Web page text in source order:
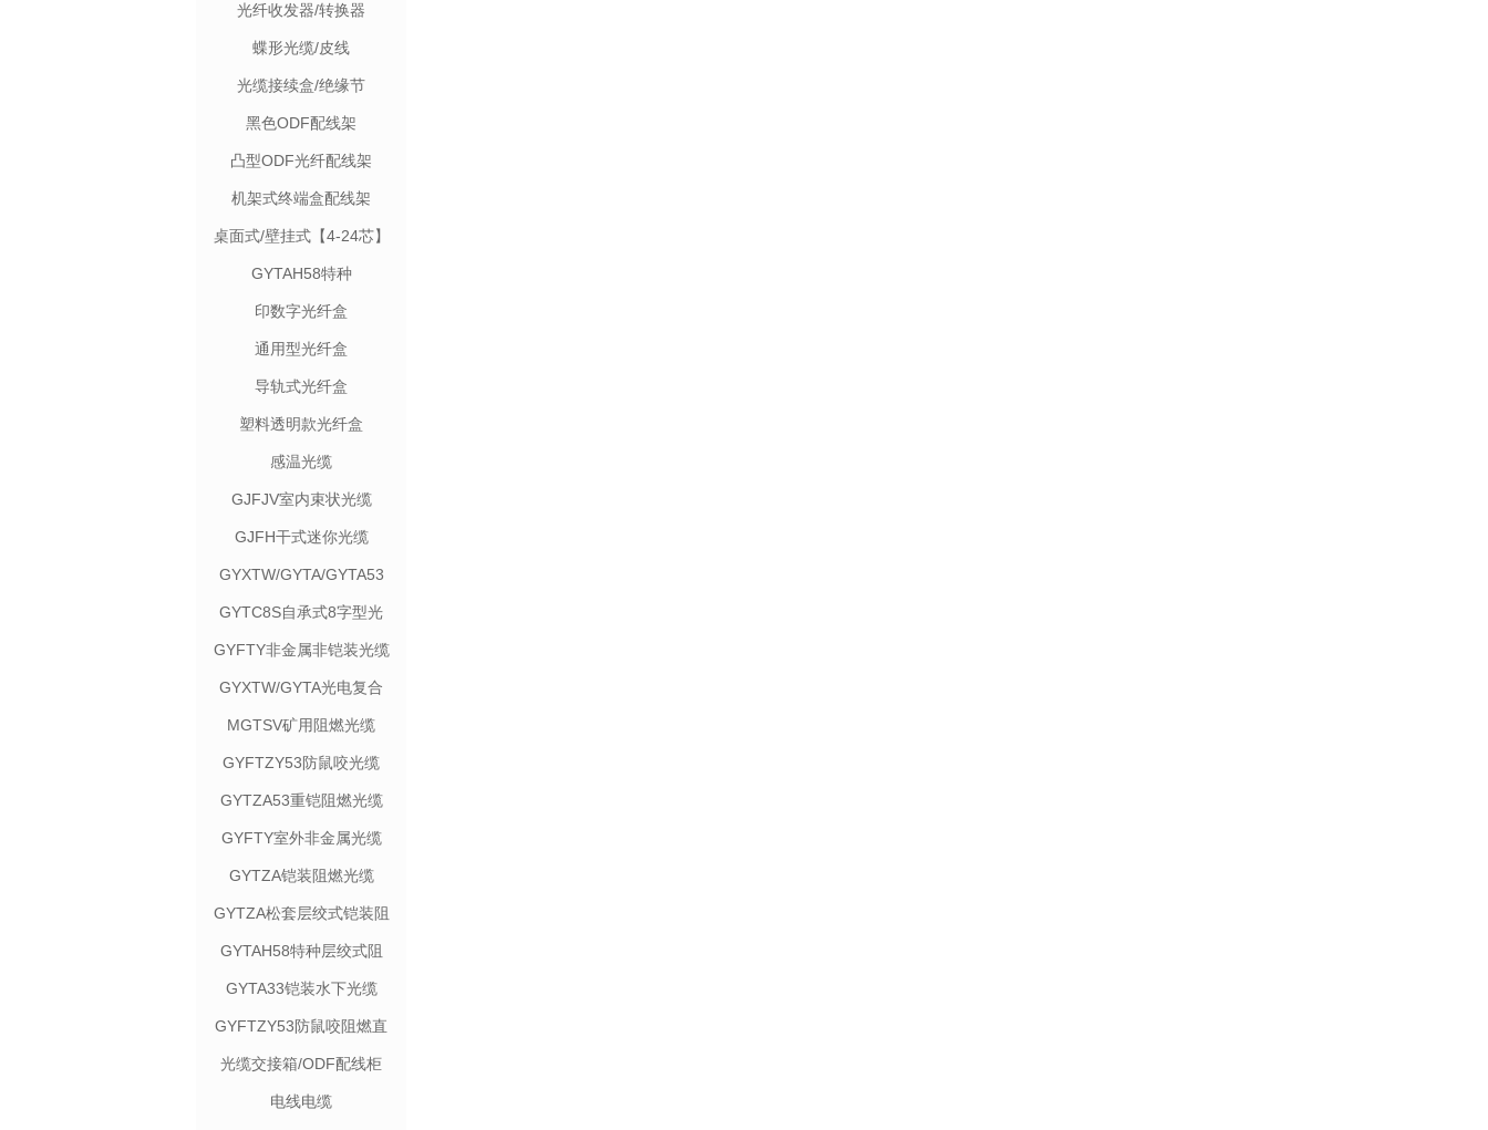
光纤收发器/转换器
蝶形光缆/皮线
光缆接续盒/绝缘节
黑色ODF配线架
凸型ODF光纤配线架
机架式终端盒配线架
【12-48芯】
桌面式/壁挂式【4-24芯】
GYTAH58特种
印数字光纤盒
通用型光纤盒
导轨式光纤盒
塑料透明款光纤盒
感温光缆
GJFJV室内束状光缆
GJFH干式迷你光缆
GYXTW/GYTA/GYTA53
光缆
GYTC8S自承式8字型光
GYFTY非金属非铠装光缆
GYXTW/GYTA光电复合
光缆
MGTSV矿用阻燃光缆
GYFTZY53防鼠咬光缆
GYTZA53重铠阻燃光缆
GYFTY室外非金属光缆
GYTZA铠装阻燃光缆
GYTZA松套层绞式铠装阻
燃光缆
GYTAH58特种层绞式阻
燃电力光缆
GYTA33铠装⽔下光缆
GYFTZY53防鼠咬阻燃直
埋电力光缆
光缆交接箱/ODF配线柜
电线电缆